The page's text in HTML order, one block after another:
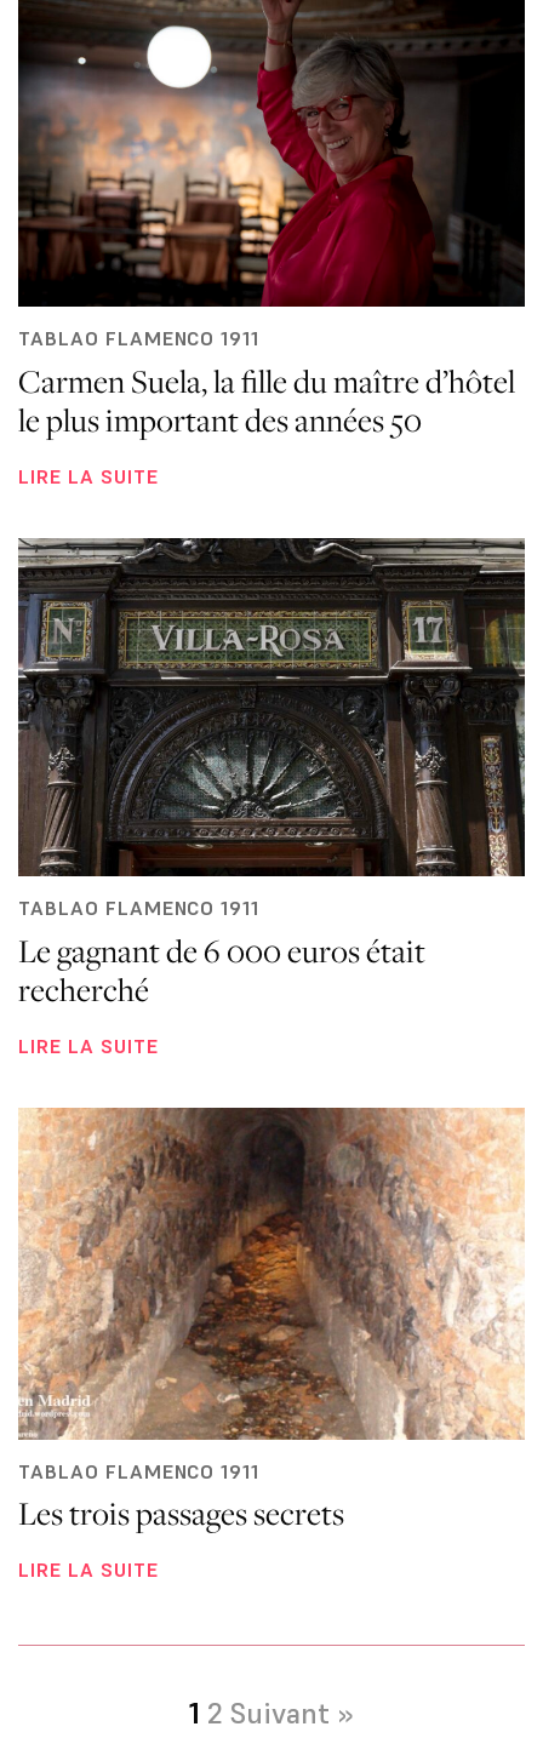
TABLAO FLAMENCO 1911
Carmen Suela, la fille du maître d’hôtel
le plus important des années 50
LIRE LA SUITE
TABLAO FLAMENCO 1911
Le gagnant de 6 000 euros était
recherché
LIRE LA SUITE
TABLAO FLAMENCO 1911
Les trois passages secrets
LIRE LA SUITE
1 2 Suivant »